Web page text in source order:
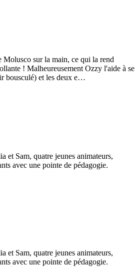
Molusco sur la main, ce qui la rend
! Malheureusement Ozzy l'aide à se
bousculé) et les deux e…
et Sam, quatre jeunes animateurs,
avec une pointe de pédagogie.
et Sam, quatre jeunes animateurs,
avec une pointe de pédagogie.